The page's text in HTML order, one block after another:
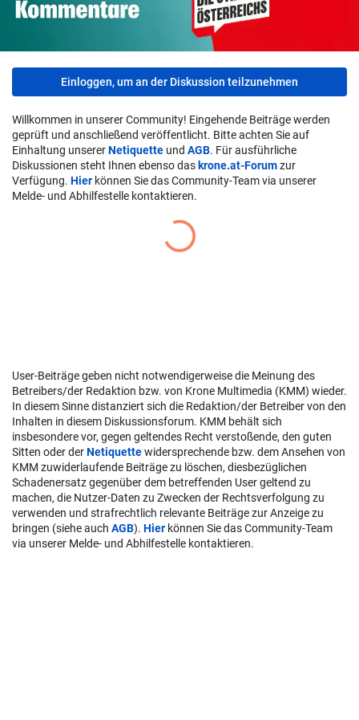
Einloggen, um an der Diskussion teilzunehmen
Willkommen in unserer Community! Eingehende Beiträge werden
geprüft und anschließend veröffentlicht. Bitte achten Sie auf
Einhaltung unsererNetiquette und AGB. Für ausführliche
Diskussionen steht Ihnen ebenso das krone.at-Forumzur
Verfügung. Hier können Sie das Community-Team via unserer
Melde- und Abhilfestelle kontaktieren.
User-Beiträge geben nicht notwendigerweise die Meinung des
Betreibers/der Redaktion bzw. von Krone Multimedia (KMM) wieder.
In diesem Sinne distanziert sich die Redaktion/der Betreiber von den
Inhalten in diesem Diskussionsforum. KMM behält sich
insbesondere vor, gegen geltendes Recht verstoßende, den guten
Sitten oder derNetiquettewidersprechende bzw. dem Ansehen von
KMM zuwiderlaufende Beiträge zu löschen, diesbezüglichen
Schadenersatz gegenüber dem betreffenden User geltend zu
machen, die Nutzer-Daten zu Zwecken der Rechtsverfolgung zu
verwenden und strafrechtlich relevante Beiträge zur Anzeige zu
bringen (siehe auch AGB). Hier können Sie das Community-Team
via unserer Melde- und Abhilfestelle kontaktieren.